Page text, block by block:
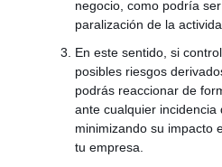
negocio, como podría
paralización de la
En este sentido, si
posibles riesgos
podrás reaccionar de
ante cualquier incidencia
minimizando su impacto
tu empresa.